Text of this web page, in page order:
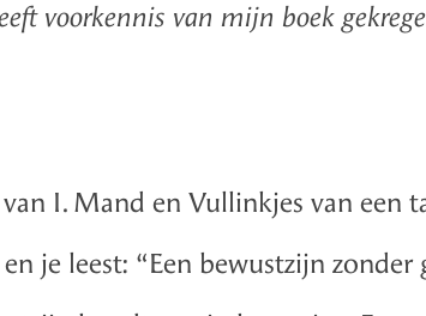
voorkennis van mijn boek
I. Mand en Vullinkjes van een
je leest: “Een bewustzijn zonder